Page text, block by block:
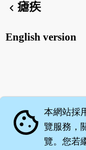
chevron_left瘧疾
English version
cookie 本網站採
覽服務，
覽。您若